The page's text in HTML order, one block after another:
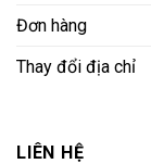
Đơn hàng
Thay đổi địa chỉ
LIÊN HỆ